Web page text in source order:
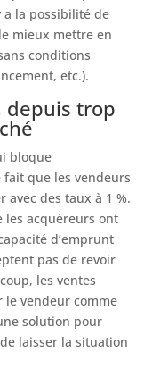
a la possibilité de
mieux mettre en
conditions
etc.).
depuis trop
bloque
fait que les vendeurs
avec des taux à 1 %.
les acquéreurs ont
d’emprunt
pas de revoir
les ventes
le vendeur comme
solution pour
laisser la situation